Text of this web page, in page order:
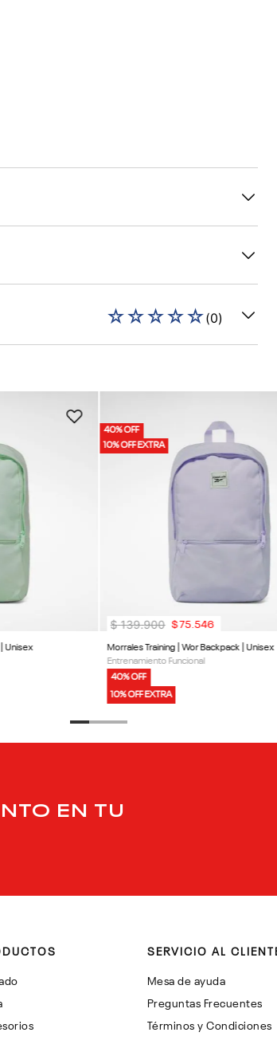
☆☆☆☆☆(0)
| Unisex
40% OFF
10% OFF EXTRA
Morrales Training | Wor Backpack | Unisex
Entrenamiento Funcional
40% OFF
10% OFF EXTRA
$ 139.900 $75.546
EN TU
SERVICIO AL
Mesa de ayuda
Preguntas Frecuentes
Términos y Condiciones